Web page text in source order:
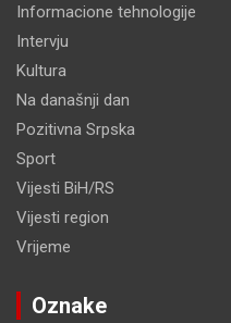
Informacione tehnologije
Intervju
Kultura
Na današnji dan
Pozitivna Srpska
Sport
Vijesti BiH/RS
Vijesti region
Vrijeme
Oznake